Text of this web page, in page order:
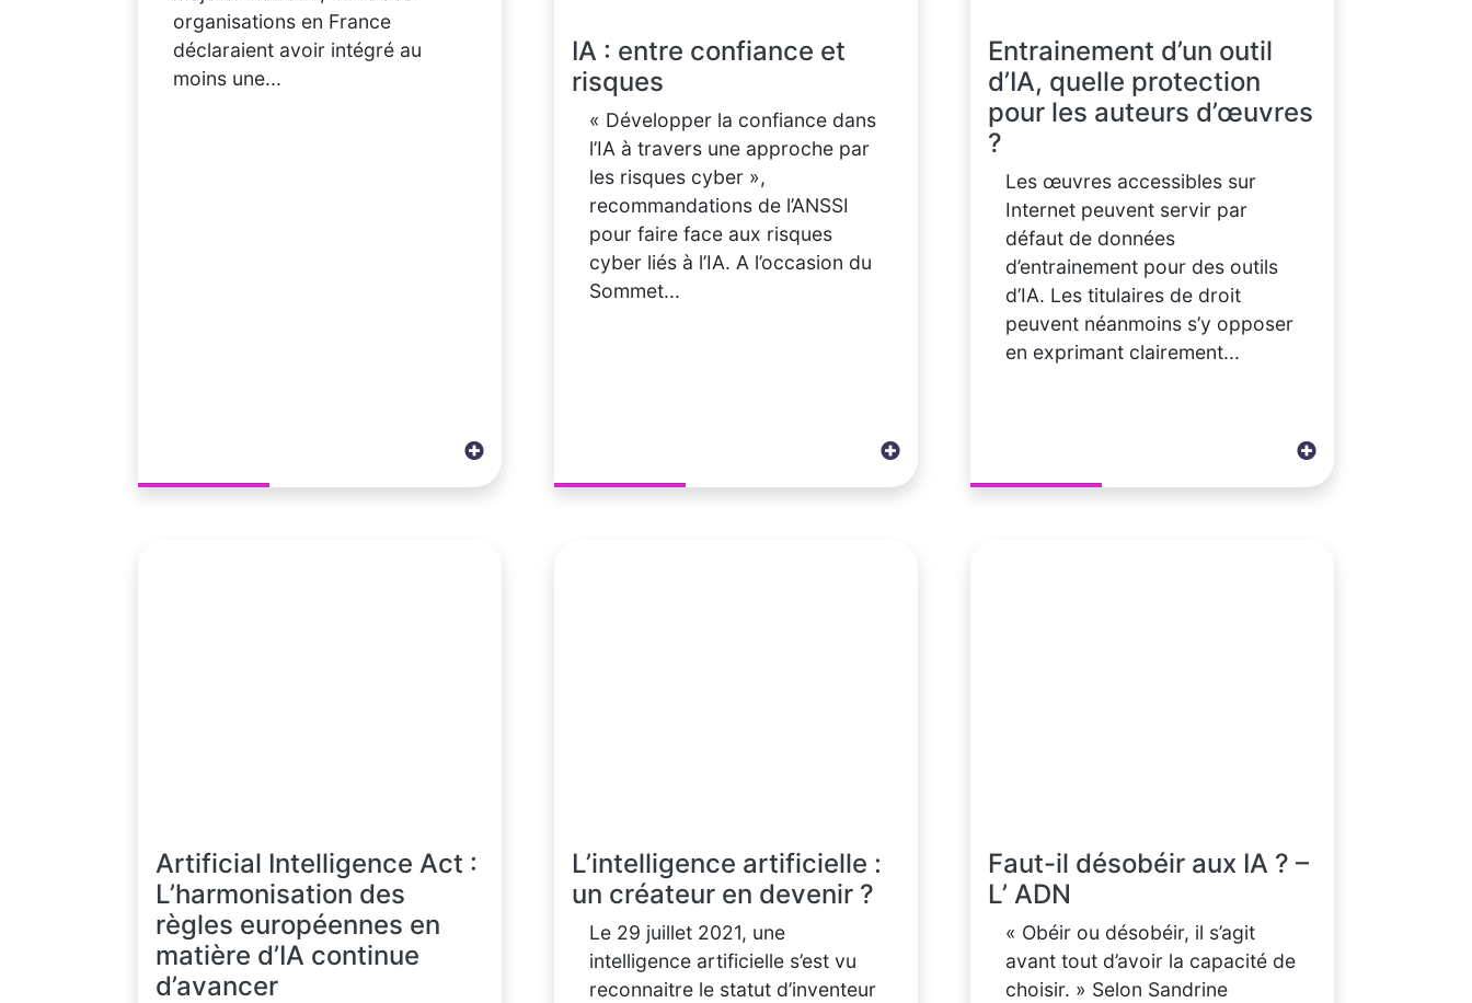
organisations en France
déclaraient avoir intégré au
moins une...
IA : entre confiance et
risques
« Développer la confiance dans
l’IA à travers une approche par
les risques cyber »,
recommandations de l’ANSSI
pour faire face aux risques
cyber liés à l’IA. A l’occasion du
Sommet...
Entrainement d’un outil
d’IA, quelle protection
pour les auteurs d’œuvres
?
Les œuvres accessibles sur
Internet peuvent servir par
défaut de données
d’entrainement pour des outils
d’IA. Les titulaires de droit
peuvent néanmoins s’y opposer
en exprimant clairement...
Artificial Intelligence Act :
L’harmonisation des
règles européennes en
matière d’IA continue
d’avancer
L’intelligence artificielle :
un créateur en devenir ?
Le 29 juillet 2021, une
intelligence artificielle s’est vu
reconnaitre le statut d’inventeur
Faut-il désobéir aux IA ? –
L’ ADN
« Obéir ou désobéir, il s’agit
avant tout d’avoir la capacité de
choisir. » Selon Sandrine